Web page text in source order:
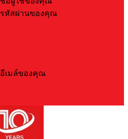
รหัสผ่านของคุณ
อีเมล์ของคุณ